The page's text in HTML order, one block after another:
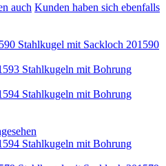
auch Kunden haben sich ebenfalls
Stahlkugel mit Sackloch 201590
Stahlkugeln mit Bohrung
Stahlkugeln mit Bohrung
Stahlkugeln mit Bohrung